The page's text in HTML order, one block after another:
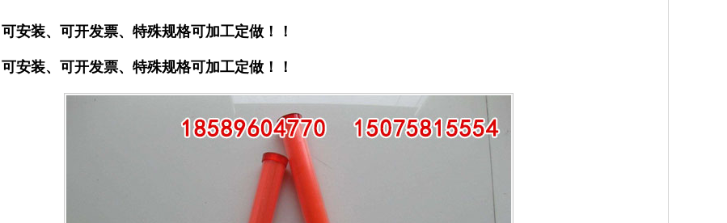
安装、可开发票、特殊规格可加工定做！！
安装、可开发票、特殊规格可加工定做！！